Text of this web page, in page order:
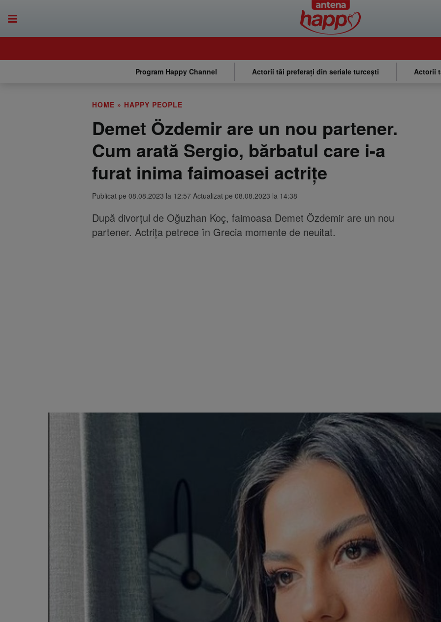
Program Happy Channel Actorii tăi preferați din seriale turcești Actorii
HOME » HAPPY PEOPLE
Demet Özdemir are un nou partener.
Cum arată Sergio, bărbatul care i-a
furat inima faimoasei actrițe
Publicat pe 08.08.2023 la 12:57 Actualizat pe 08.08.2023 la 14:38
După divorțul de Oğuzhan Koç, faimoasa Demet Özdemir are un nou
partener. Actrița petrece în Grecia momente de neuitat.